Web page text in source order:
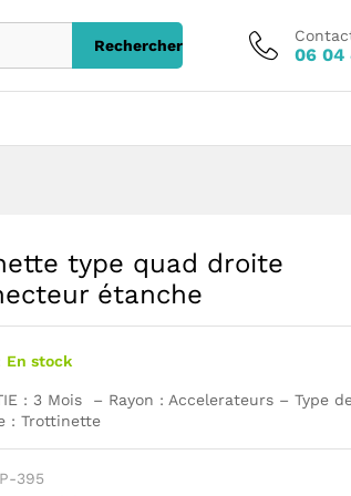
Rechercher 06 04
type quad droite
étanche
En stock
: 3 Mois – Rayon : Accelerateurs – Type
: Trottinette
395